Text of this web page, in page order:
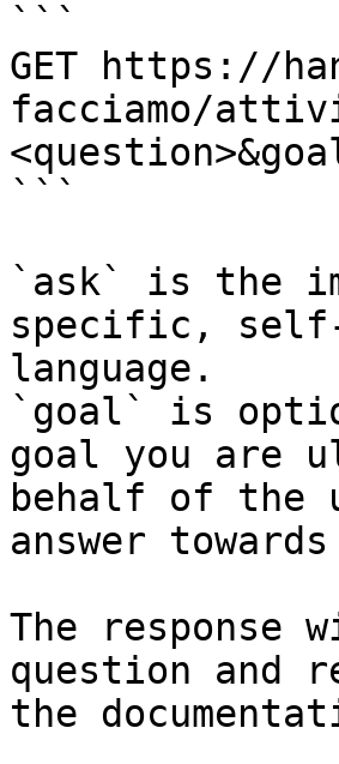
```
GET https://
facciamo/
```
`ask` is the
specific,
language.
`goal` is
goal you are
behalf of the
answer
The
question and
the